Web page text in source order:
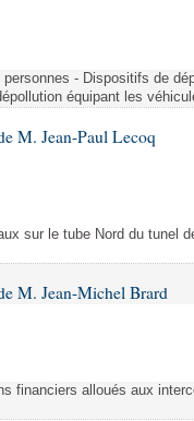
- Dispositifs de
équipant les
M. Jean-Paul Lecoq
sur le tube Nord du tunel
M. Jean-Michel Brard
financiers alloués aux